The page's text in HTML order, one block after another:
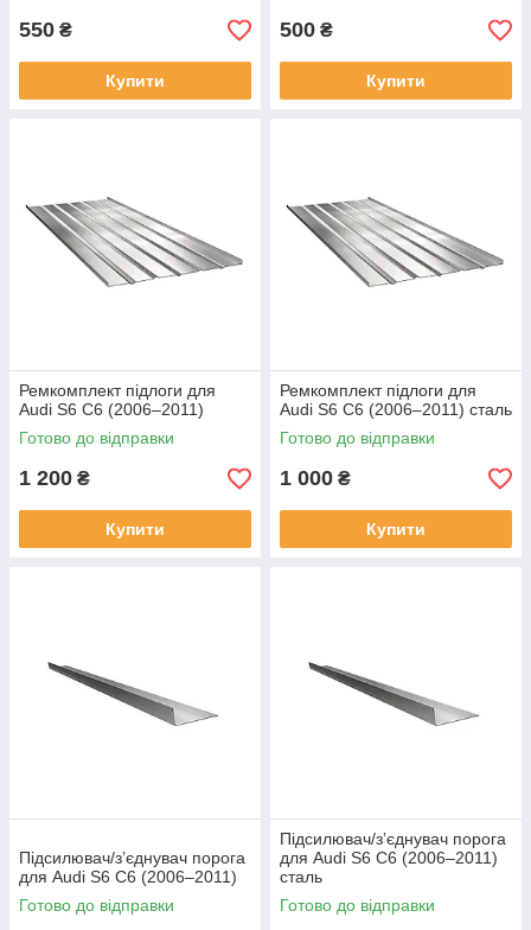
550 ₴
Купити
500 ₴
Купити
Ремкомплект підлоги для
Audi S6 C6 (2006–2011)
Готово до відправки
1 200 ₴
Купити
Ремкомплект підлоги для
Audi S6 C6 (2006–2011) сталь
Готово до відправки
1 000 ₴
Купити
Підсилювач/зʼєднувач порога
для Audi S6 C6 (2006–2011)
Готово до відправки
Підсилювач/зʼєднувач порога
для Audi S6 C6 (2006–2011)
сталь
Готово до відправки